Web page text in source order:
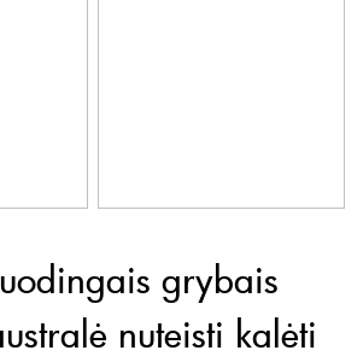
grybais
nuteisti kalėti